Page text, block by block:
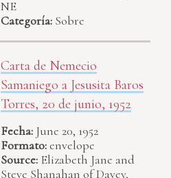
NE
Categoría: Sobre
Carta de Nemecio
Samaniego a Jesusita Baros
Torres, 20 de junio, 1952
Fecha: June 20, 1952
Formato:envelope
Source: Elizabeth Jane and
Steve Shanahan of Davey,